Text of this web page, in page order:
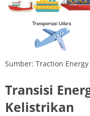
Sumber: Traction Energy
Transisi
Kelistrikan